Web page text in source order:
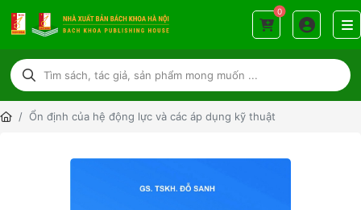
0
Ổn định của hệ động lực và các áp dụng kỹ thuật